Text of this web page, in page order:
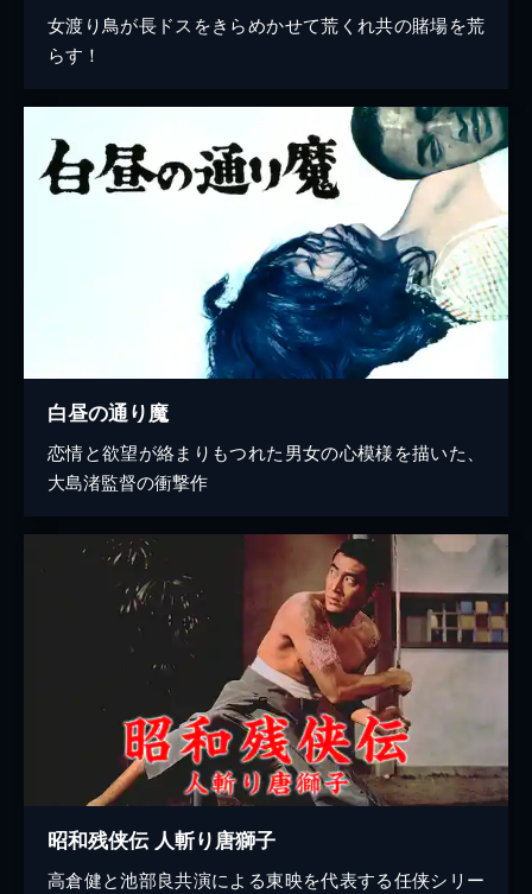
女渡り鳥が長ドスをきらめかせて荒くれ共の賭場を荒
らす！
白昼の通り魔
恋情と欲望が絡まりもつれた男女の心模様を描いた、
大島渚監督の衝撃作
昭和残侠伝 人斬り唐獅子
高倉健と池部良共演による東映を代表する任侠シリー